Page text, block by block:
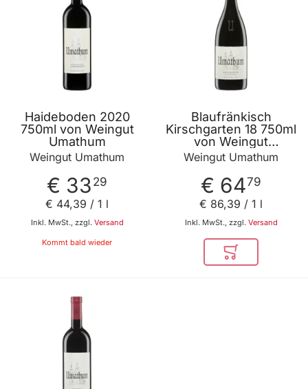
Haideboden 2020
750ml von Weingut
Umathum
Weingut Umathum
€ 33 29
Inkl. MwSt., zzgl. Versand
€ 44,39 / 1 l
Kommt bald wieder
Blaufränkisch
Kirschgarten 18 750ml
von Weingut
Umathum
Weingut Umathum
€ 6479
Inkl. MwSt., zzgl. Versand
€ 86,39 / 1 l
In den